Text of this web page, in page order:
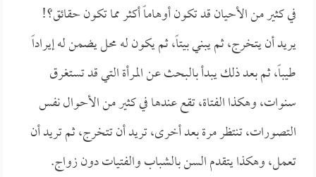
في كثير من الأحيان قد تكون أوهاماً أكثر مما تكون حقائق؟!
يريد أن يتخرج، ثم يبني بيتاً، ثم يكون له محل يضمن له إيراداً
طيباً، ثم بعد ذلك يبدأ بالبحث عن المرأة التي قد تستغرق
سنوات، وهكذا الفتاة، تقع عندها في كثير من الأحوال نفس
التصورات، تنتظر مرة بعد أخرى، تريد أن تتخرج، ثم تريد أن
تعمل، وهكذا يتقدم السن بالشباب والفتيات دون زواج.